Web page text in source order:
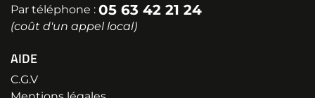
Par téléphone : 05 63 42 21 24
(coût d'un appel local)
AIDE
C.G.V